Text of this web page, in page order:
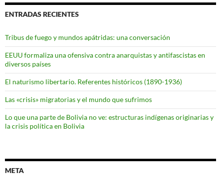
ENTRADAS RECIENTES
Tribus de fuego y mundos apátridas: una conversación
EEUU formaliza una ofensiva contra anarquistas y antifascistas en
diversos países
El naturismo libertario. Referentes históricos (1890-1936)
Las «crisis» migratorias y el mundo que sufrimos
Lo que una parte de Bolivia no ve: estructuras indígenas originarias y
la crisis política en Bolivia
META